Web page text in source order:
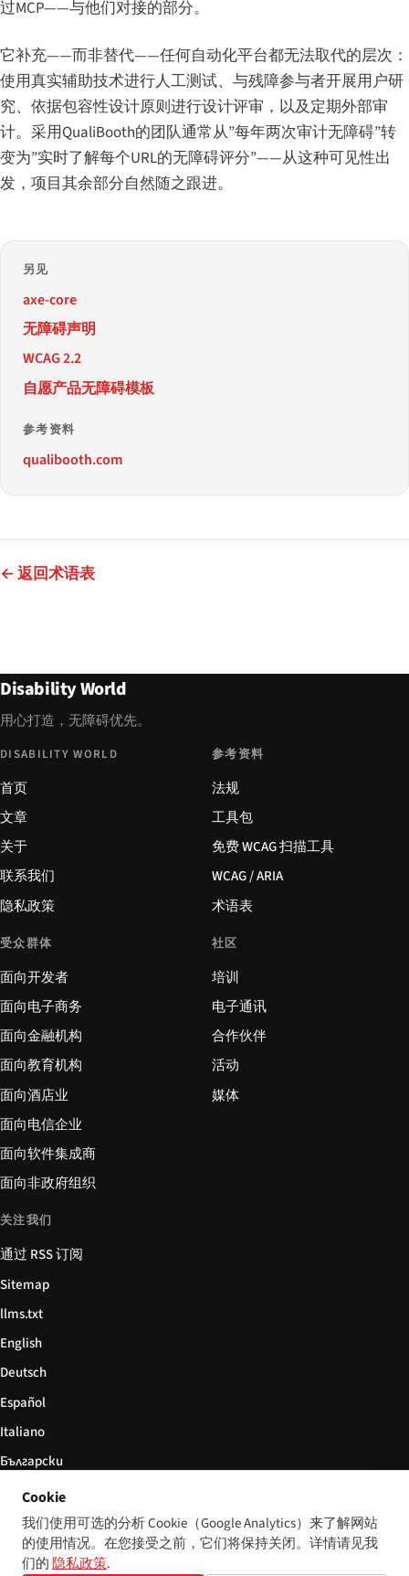
过MCP——与他们对接的部分。
它补充——而非替代——任何自动化平台都无法取代的层次：
使用真实辅助技术进行人工测试、与残障参与者开展用户研
究、依据包容性设计原则进行设计评审，以及定期外部审
计。采用QualiBooth的团队通常从”每年两次审计无障碍”转
变为”实时了解每个URL的无障碍评分”——从这种可见性出
发，项目其余部分自然随之跟进。
另见
axe-core
无障碍声明
WCAG 2.2
自愿产品无障碍模板
参考资料
qualibooth.com
← 返回术语表
Disability World
用心打造，无障碍优先。
DISABILITY WORLD
首页
文章
关于
联系我们
隐私政策
参考资料
法规
工具包
免费 WCAG 扫描工具
WCAG / ARIA
术语表
受众群体
面向开发者
面向电子商务
面向金融机构
面向教育机构
面向酒店业
面向电信企业
面向软件集成商
面向非政府组织
社区
培训
电子通讯
合作伙伴
活动
媒体
关注我们
通过 RSS 订阅
Sitemap
llms.txt
English
Deutsch
Español
Italiano
Български
简体中文
© 2026 Disability World. 版权所有。 Cookie 设置
Cookie
我们使用可选的分析 Cookie（Google Analytics）来了解网站
的使用情况。在您接受之前，它们将保持关闭。详情请见我
们的隐私政策.